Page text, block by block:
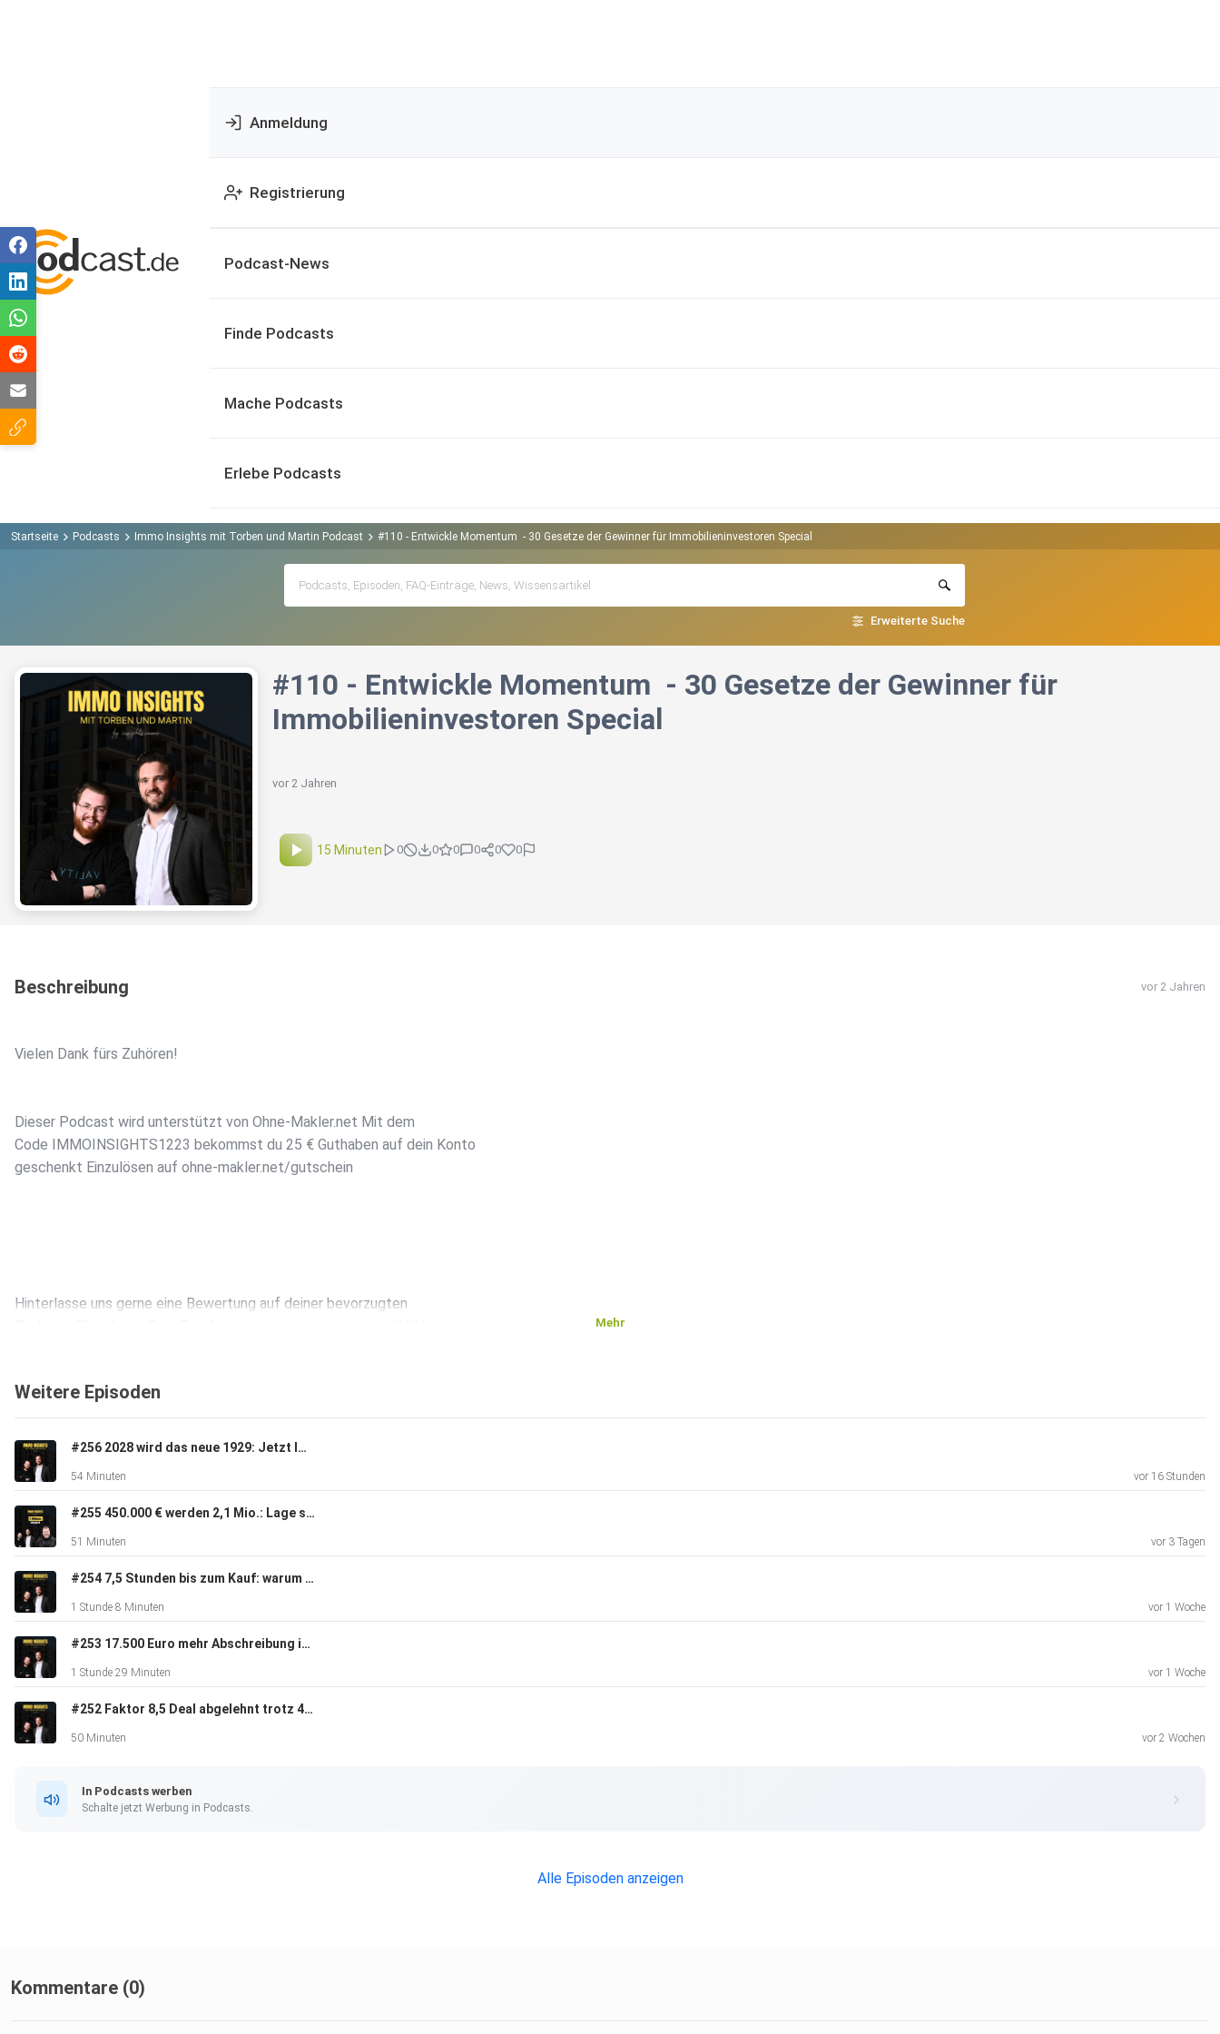
Anmeldung
Registrierung
Podcast-News
Finde Podcasts
Mache Podcasts
Erlebe Podcasts
Startseite Podcasts Immo Insights mit Torben und Martin Podcast #110 - Entwickle Momentum ️ - 30 Gesetze der Gewinner für Immobilieninvestoren Special
Erweiterte Suche
#110 - Entwickle Momentum ️ - 30 Gesetze der Gewinner für
Immobilieninvestoren Special
vor 2 Jahren
15 Minuten 0 0 0 0 0 0
Beschreibung vor 2 Jahren
Vielen Dank fürs Zuhören!
Dieser Podcast wird unterstützt von ⁠Ohne-Makler.net⁠ Mit dem
Code IMMOINSIGHTS1223 bekommst du 25 € Guthaben auf dein Konto
geschenkt Einzulösen auf ohne-makler.net/gutschein
Hinterlasse uns gerne eine Bewertung auf deiner bevorzugten
Alles Wichtige zum Podcast findest du in unserem Linktree:
https://linktr.ee/immoinsights
Möchtest du mehr über die Hosts erfahren und auf dem Laufenden
Martin - ⁠https://linktr.ee/martincronacher⁠
Mehr
Weitere Episoden
#256 2028 wird das neue 1929: Jetzt Immobilien einkaufen | Insights von Daniel Kleinert
54 Minuten vor 16 Stunden
#255 450.000 € werden 2,1 Mio.: Lage schlägt Mietrendite | Insights von Daniel Kleinert
51 Minuten vor 3 Tagen
#254 7,5 Stunden bis zum Kauf: warum Vertrauen skaliert | Insights von Alexander Schmid
1 Stunde 8 Minuten vor 1 Woche
#253 17.500 Euro mehr Abschreibung im Jahr | Insights von Steuerfabi & DIMBEG
1 Stunde 29 Minuten vor 1 Woche
#252 Faktor 8,5 Deal abgelehnt trotz 465 Einheiten | Insights von Helge König
50 Minuten vor 2 Wochen
In Podcasts werben
Schalte jetzt Werbung in Podcasts.
Alle Episoden anzeigen
Kommentare (0)